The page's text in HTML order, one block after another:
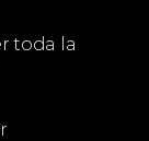
toda la